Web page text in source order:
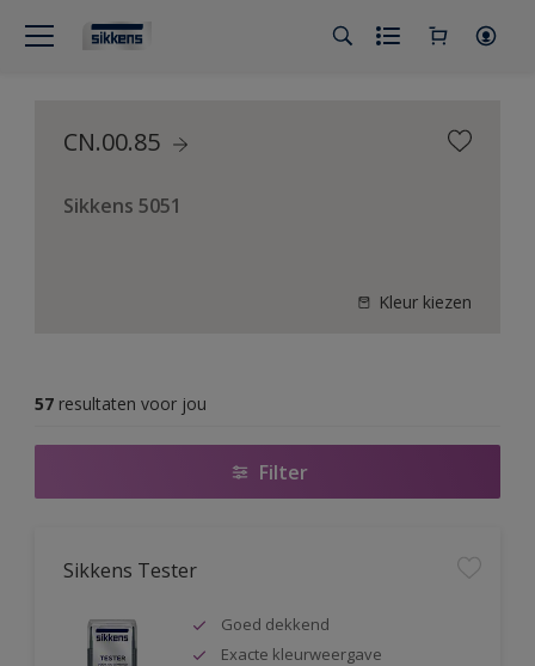
CN.00.85
Sikkens 5051
Kleur kiezen
57 resultaten voor jou
Filter
Sikkens Tester
Goed dekkend
Exacte kleurweergave